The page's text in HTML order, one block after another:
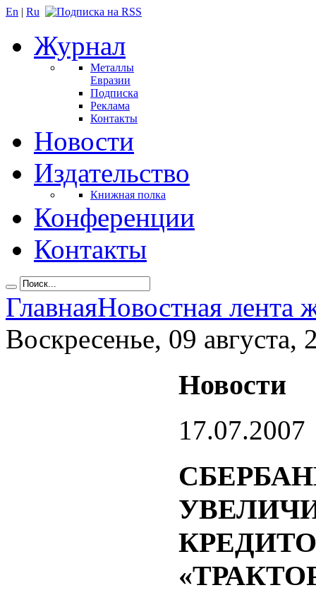
En | Ru
Журнал
Металлы
Евразии
Подписка
Реклама
Контакты
Новости
Издательство
Книжная полка
Конференции
Контакты
ГлавнаяНовостная лента
Воскресенье, 09 августа,
Новости
17.07.2007